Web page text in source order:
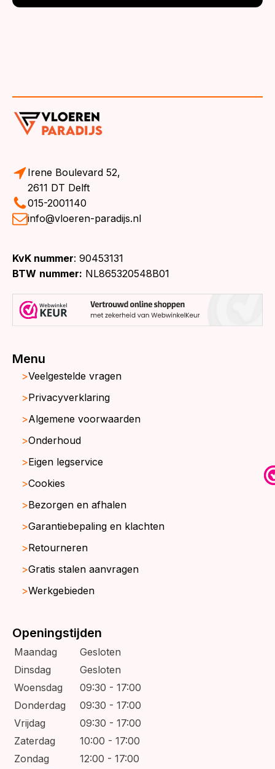
Irene Boulevard 52,
2611 DT Delft
015-2001140
info@vloeren-paradijs.nl
KvK nummer: 90453131
BTW nummer: NL865320548B01
Menu
Veelgestelde vragen
Privacyverklaring
Algemene voorwaarden
Onderhoud
Eigen legservice
Cookies
Bezorgen en afhalen
Garantiebepaling en klachten
Retourneren
Gratis stalen aanvragen
Werkgebieden
Openingstijden
Maandag
Gesloten
Dinsdag
Gesloten
Woensdag
09:30 - 17:00
Donderdag
09:30 - 17:00
Vrijdag
09:30 - 17:00
Zaterdag
10:00 - 17:00
Zondag
12:00 - 17:00